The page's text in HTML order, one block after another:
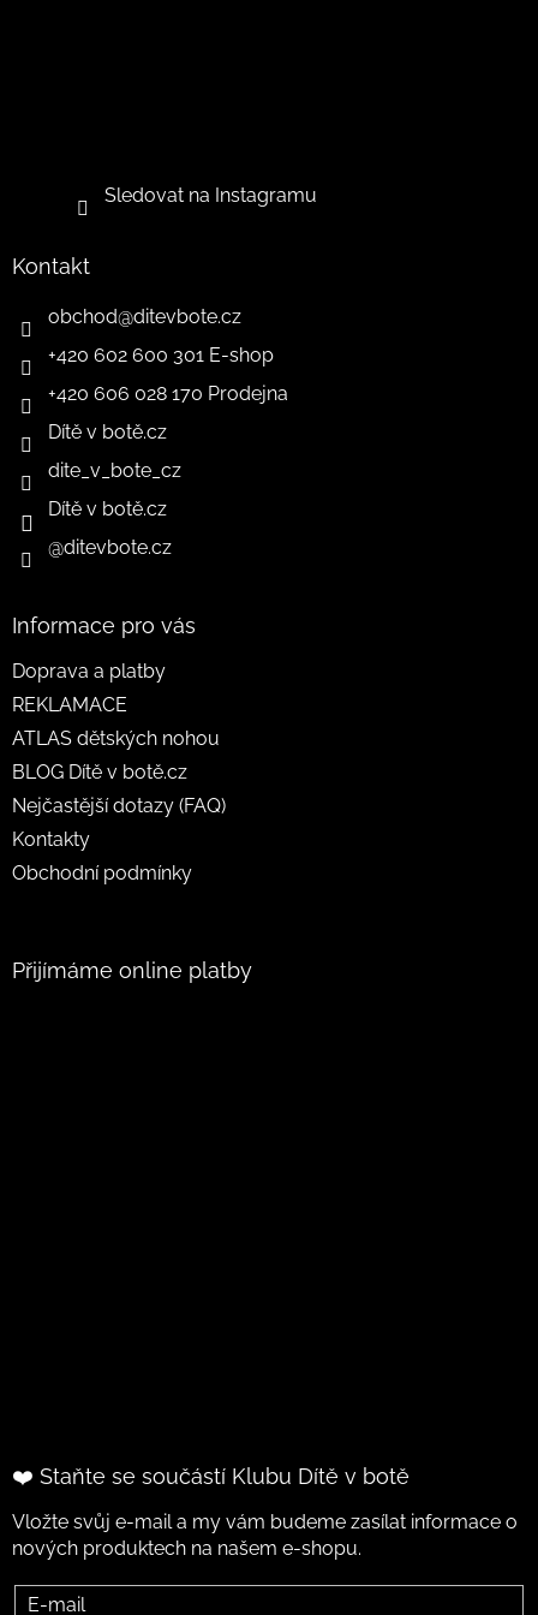
Sledovat na Instagramu
Kontakt
obchod@ditevbote.cz
+420 602 600 301 E-shop
+420 606 028 170 Prodejna
Dítě v botě.cz
dite_v_bote_cz
Dítě v botě.cz
@ditevbote.cz
Informace pro vás
Doprava a platby
REKLAMACE
ATLAS dětských nohou
BLOG Dítě v botě.cz
Nejčastější dotazy (FAQ)
Kontakty
Obchodní podmínky
Přijímáme online platby
❤️ Staňte se součástí Klubu Dítě v botě
Vložte svůj e-mail a my vám budeme zasílat informace o
nových produktech na našem e-shopu.
E-mail